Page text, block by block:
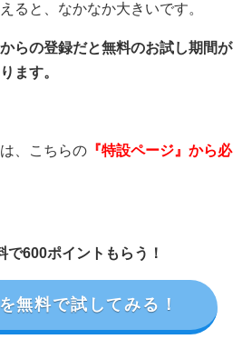
ると、なかなか大きいです。
らの登録だと無料のお試し期間が
ます。
、こちらの 『特設ページ』から必
で600ポイントもらう！
無料で試してみる！